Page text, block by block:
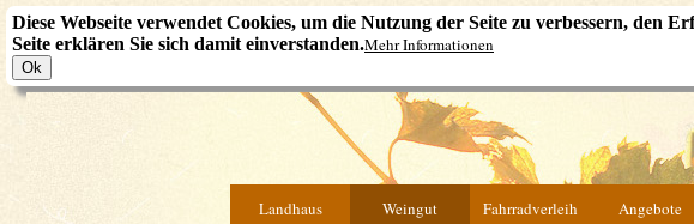
Diese Webseite verwendet Cookies, um die Nutzung der Seite zu verbessern, den
Seite erklären Sie sich damit einverstanden.Mehr Informationen
Landhaus Weingut Fahrradverleih Angebote